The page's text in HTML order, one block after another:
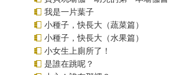
我是一片葉子
小種子，快長大（蔬菜篇）
小種子，快長大（水果篇）
小女生上廁所了！
是誰在跳呢？